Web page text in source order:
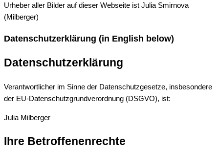
Urheber aller Bilder auf dieser Webseite ist Julia Smirnova
(Milberger)
Datenschutzerklärung (in English below)
Datenschutzerklärung
Verantwortlicher im Sinne der Datenschutzgesetze, insbesondere
der EU-Datenschutzgrundverordnung (DSGVO), ist:
Julia Milberger
Ihre Betroffenenrechte